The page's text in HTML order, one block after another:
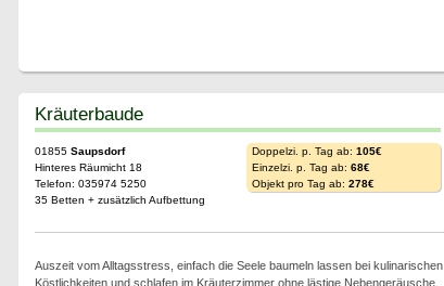
Kräuterbaude
01855 Saupsdorf
Hinteres Räumicht 18
Telefon: 035974 5250
35 Betten + zusätzlich Aufbettung
Doppelzi. p. Tag ab: 105€
Einzelzi. p. Tag ab: 68€
Objekt pro Tag ab: 278€
Auszeit vom Alltagsstress, einfach die Seele baumeln lassen bei kulinarischen
Köstlichkeiten und schlafen im Kräuterzimmer ohne lästige Nebengeräusche.